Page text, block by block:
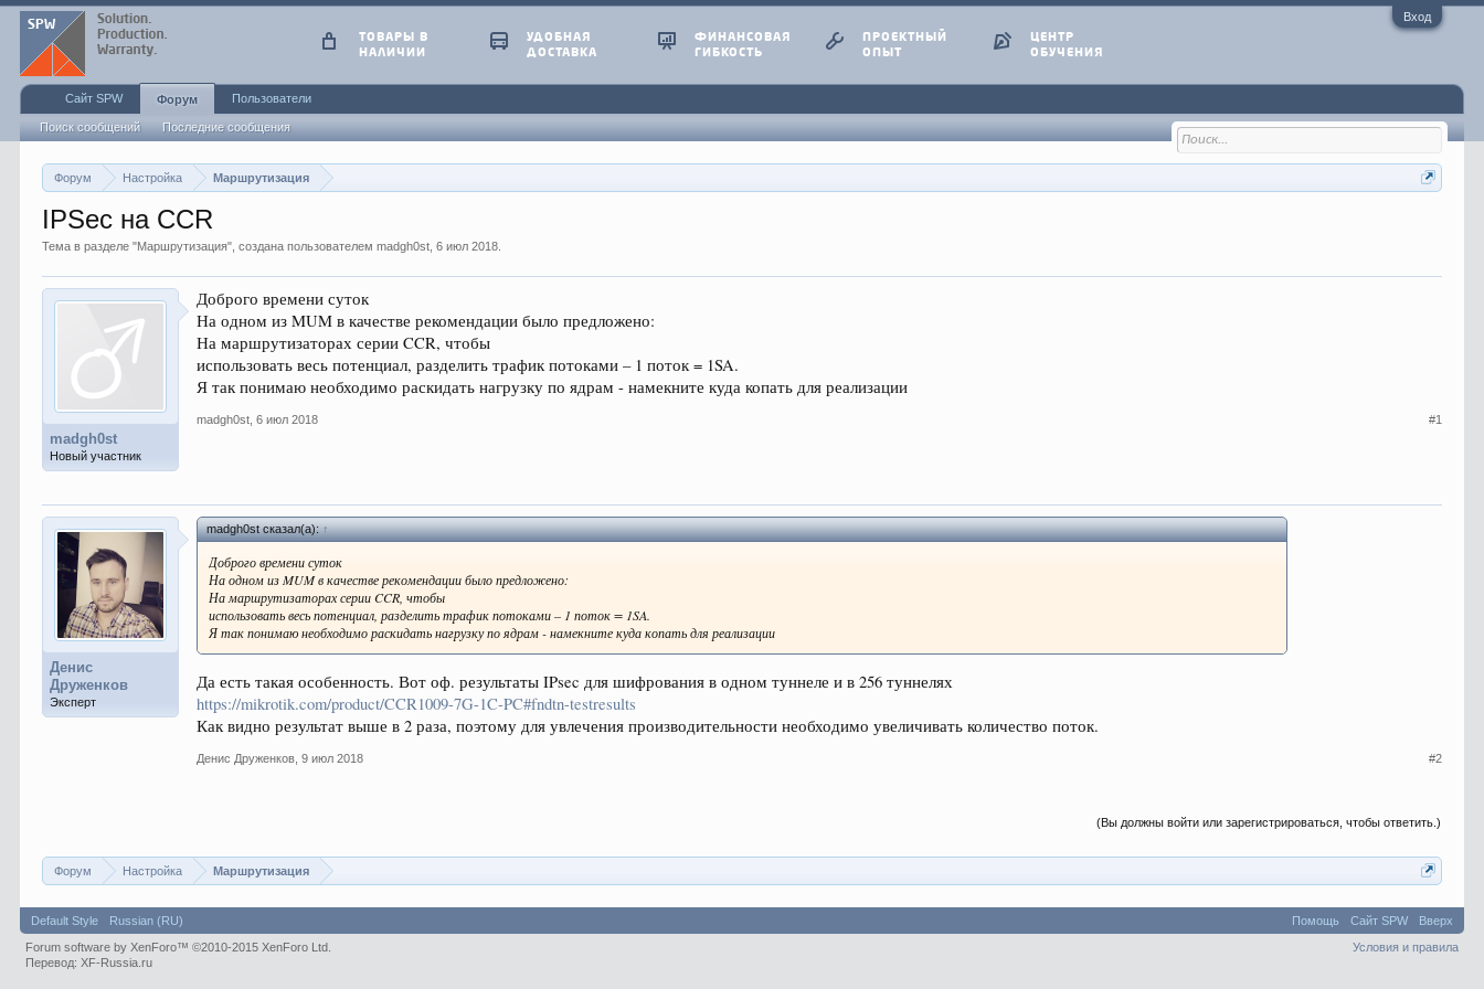
Вход
Форум Настройка Маршрутизация
IPSec на CCR
Тема в разделе "Маршрутизация", создана пользователемmadgh0st ,6 июл 2018
madgh0st
Новый участник
Доброго времени суток
На одном из MUM в качестве рекомендации было предложено:
На маршрутизаторах серии CCR, чтобы
использовать весь потенциал, разделить трафик потоками – 1 поток = 1SA.
Я так понимаю необходимо раскидать нагрузку по ядрам - намекните куда копать для реализации
madgh0st 6 июл 2018 #1
Денис
Друженков
Эксперт
madgh0st сказал(а):↑
Доброго времени суток
На одном из MUM в качестве рекомендации было предложено:
На маршрутизаторах серии CCR, чтобы
использовать весь потенциал, разделить трафик потоками – 1 поток = 1SA.
Я так понимаю необходимо раскидать нагрузку по ядрам - намекните куда копать для реализации
Да есть такая особенность. Вот оф. результаты IPsec для шифрования в одном туннеле и в 256 туннелях
https://mikrotik.com/product/CCR1009-7G-1C-PC#fndtn-testresults
Как видно результат выше в 2 раза, поэтому для увлечения производительности необходимо увеличивать количество поток.
Денис Друженков 9 июл 2018 #2
(Вы должны войти или зарегистрироваться, чтобы ответить.)
Форум Настройка Маршрутизация
ТОВАРЫ В
НАЛИЧИИ
УДОБНАЯ
ДОСТАВКА
ФИНАНСОВАЯ
ГИБКОСТЬ
ПРОЕКТНЫЙ
ОПЫТ
ЦЕНТР
ОБУЧЕНИЯ
Сайт SPW Форум
Поиск сообщений Последние сообщения
Пользователи
Default Style Russian (RU) Помощь Сайт SPW
Вверх
Условия и правила
Forum software by XenForo™©2010-2015 XenForo Ltd.
Перевод:XF-Russia.ru